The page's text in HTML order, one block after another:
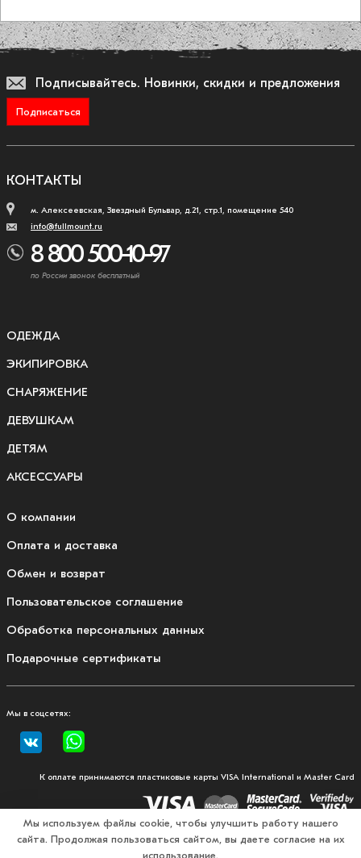
Подписывайтесь. Новинки, скидки и предложения
Подписаться
КОНТАКТЫ
м. Алексеевская, Звездный Бульвар, д.21, стр.1, помещение 540
info@fullmount.ru
8 800 500-10-97
по России звонок бесплатный
ОДЕЖДА
ЭКИПИРОВКА
СНАРЯЖЕНИЕ
ДЕВУШКАМ
ДЕТЯМ
АКСЕССУАРЫ
О компании
Оплата и доставка
Обмен и возврат
Пользовательское соглашение
Обработка персональных данных
Подарочные сертификаты
Мы в соцсетях:
К оплате принимаются пластиковые карты VISA International и Master Card
© 2026, Fullmount — магазин одежды и экипировки для
Мы используем файлы cookie, чтобы улучшить работу нашего
сайта. Продолжая пользоваться сайтом, вы даете согласие на их
использование.